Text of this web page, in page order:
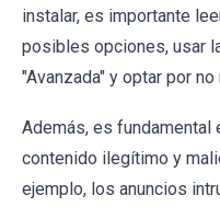
instalar, es importante
posibles opciones, usar
"Avanzada" y optar por
Además, es fundamental
contenido ilegítimo y
ejemplo, los anuncios